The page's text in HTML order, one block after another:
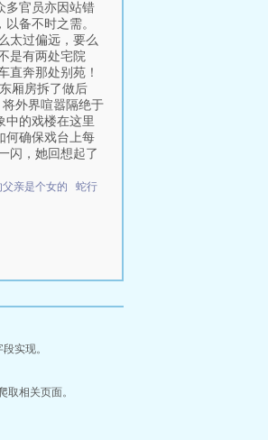
多官员亦因站错
备不时之需。
太过偏远，要么
是有两处宅院
直奔那处别苑！
厢房拆了做后
外界喧嚣隔绝于
中的戏楼在这里
何确保戏台上每
闪，她回想起了
亲是个女的
蛇行
实现。
相关页面。